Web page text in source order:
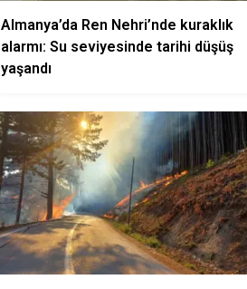
Almanya’da Ren Nehri’nde kuraklık
alarmı: Su seviyesinde tarihi düşüş
yaşandı